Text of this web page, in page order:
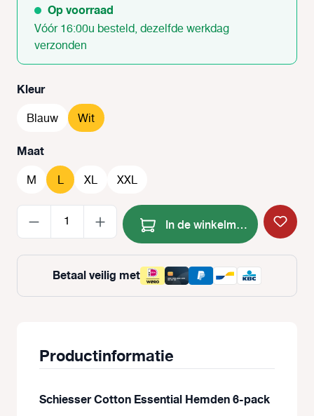
Op voorraad
Vóór 16:00u besteld, dezelfde werkdag
verzonden
Selecteer
Kleur
Blauw Wit
Selecteer
Maat
M L XL XXL
Producthoeveelheid: Voer
In de winkelmand
Betaal veilig met
Productinformatie
Schiesser Cotton Essential Hemden 6-pack